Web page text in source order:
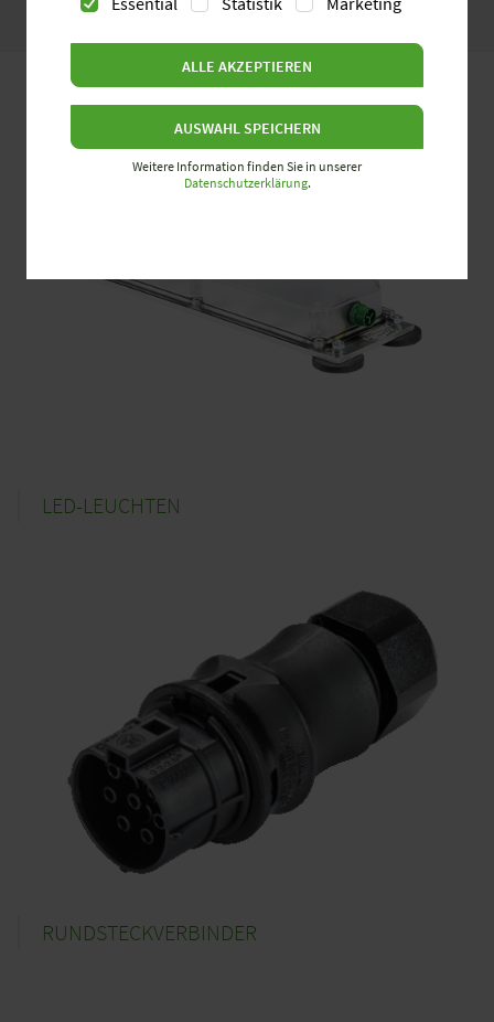
LED-LEUCHTEN
RUNDSTECKVERBINDER
ALLE AKZEPTIEREN
AUSWAHL SPEICHERN
Weitere Information finden Sie in unserer
Datenschutzerklärung.